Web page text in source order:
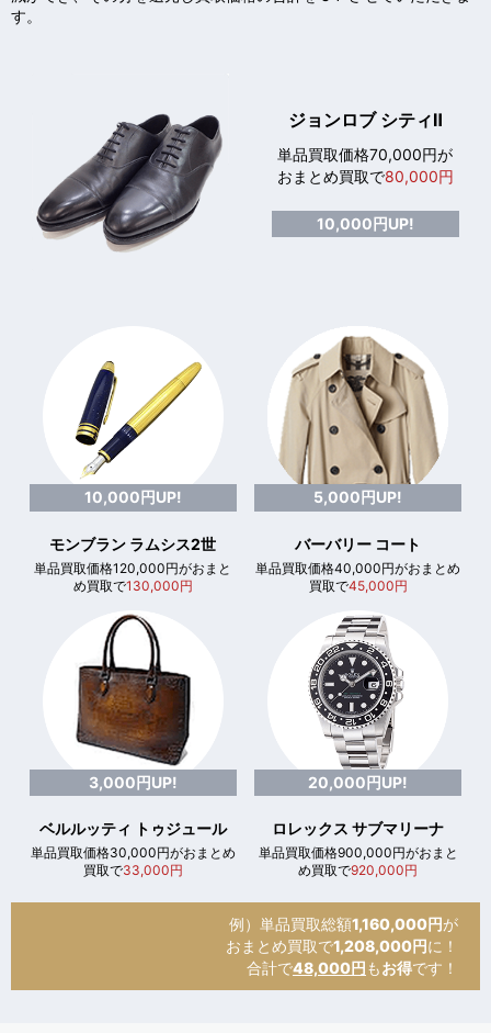
す。
ジョンロブ シティⅡ
単品買取価格70,000円が
おまとめ買取で80,000円
10,000円UP!
10,000円UP!
モンブラン ラムシス2世
単品買取価格120,000円がおまと
め買取で130,000円
5,000円UP!
バーバリー コート
単品買取価格40,000円がおまとめ
買取で45,000円
3,000円UP!
ベルルッティ トゥジュール
単品買取価格30,000円がおまとめ
買取で33,000円
20,000円UP!
ロレックス サブマリーナ
単品買取価格900,000円がおまと
め買取で920,000円
例）単品買取総額1,160,000円が
おまとめ買取で1,208,000円に！
合計で48,000円 もお得です！